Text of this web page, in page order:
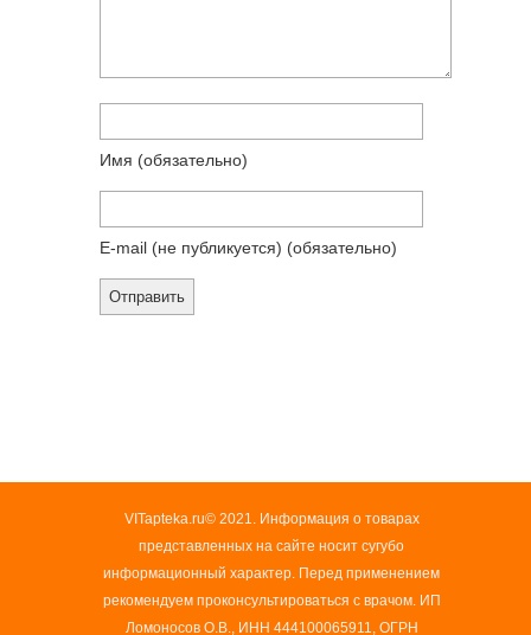
Имя (обязательно)
E-mail (не публикуется) (обязательно)
VITapteka.ru© 2021. Информация о товарах
представленных на сайте носит сугубо
информационный характер. Перед применением
рекомендуем проконсультироваться с врачом. ИП
Ломоносов О.В., ИНН 444100065911, ОГРН